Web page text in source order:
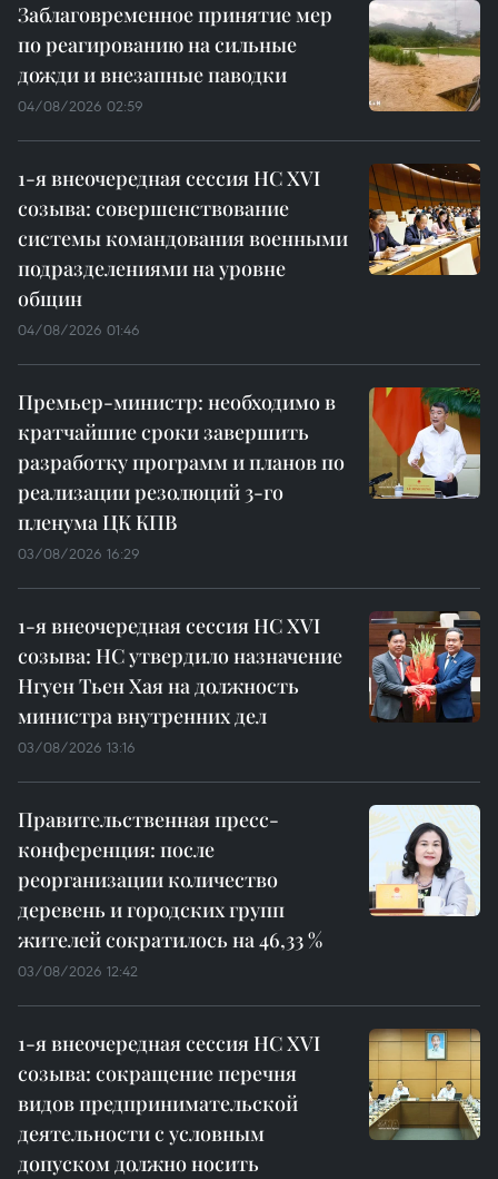
Заблаговременное принятие мер
по реагированию на сильные
дожди и внезапные паводки
04/08/2026 02:59
1-я внеочередная сессия НС XVI
созыва: совершенствование
системы командования военными
подразделениями на уровне
общин
04/08/2026 01:46
Премьер-министр: необходимо в
кратчайшие сроки завершить
разработку программ и планов по
реализации резолюций 3-го
пленума ЦК КПВ
03/08/2026 16:29
1-я внеочередная сессия НС XVI
созыва: НС утвердило назначение
Нгуен Тьен Хая на должность
министра внутренних дел
03/08/2026 13:16
Правительственная пресс-
конференция: после
реорганизации количество
деревень и городских групп
жителей сократилось на 46,33 %
03/08/2026 12:42
1-я внеочередная сессия НС XVI
созыва: сокращение перечня
видов предпринимательской
деятельности с условным
допуском должно носить